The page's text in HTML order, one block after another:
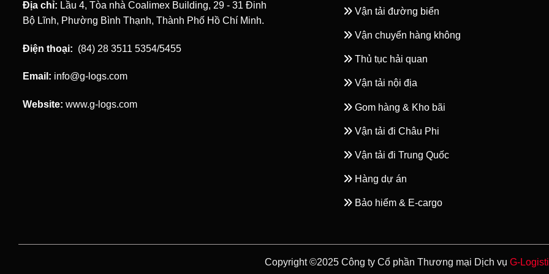
Địa chỉ: Lầu 4, Tòa nhà Coalimex Building, 29 - 31 Đinh
Bộ Lĩnh, Phường Bình Thạnh, Thành Phố Hồ Chí Minh.
Điện thoại: (84) 28 3511 5354/5455
Email: info@g-logs.com
Website: www.g-logs.com
Vận tải đường biển
Vận chuyển hàng không
Thủ tục hải quan
Vận tải nội địa
Gom hàng & Kho bãi
Vận tải đi Châu Phi
Vận tải đi Trung Quốc
Hàng dự án
Bảo hiểm & E-cargo
Copyright ©2025 Công ty Cổ phần Thương mại Dịch vụ G-